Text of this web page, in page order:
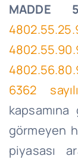
6362
görmeyen
piyasası